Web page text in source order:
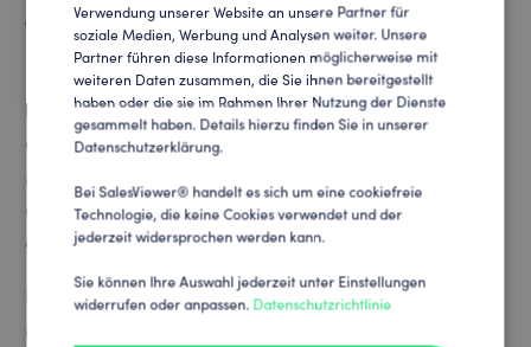
werden.
Mit über 3.700 Mitarbeitern in mehr als 20 Ländern
bietet Stepstone Technologien an, die Menschen mit
einem klaren Ziel unterstützen: Jobsuchenden die
Möglichkeit zu geben, sich großartigen Teams
anzuschließen, und Unternehmen die Möglichkeit zu
geben, großartige Mitarbeiter einzustellen.
Für einen klaren Einblick in die User Journey und die
Möglichkeit, mögliche Verkaufspotenziale aus dem
Verwendung unserer Website an unsere Partner für
soziale Medien, Werbung und Analysen weiter. Unsere
Partner führen diese Informationen möglicherweise mit
weiteren Daten zusammen, die Sie ihnen bereitgestellt
haben oder die sie im Rahmen Ihrer Nutzung der Dienste
gesammelt haben. Details hierzu finden Sie in unserer
Datenschutzerklärung.
Bei SalesViewer® handelt es sich um eine cookiefreie
Technologie, die keine Cookies verwendet und der
jederzeit widersprochen werden kann.
Sie können Ihre Auswahl jederzeit unter Einstellungen
widerrufen oder anpassen. Datenschutzrichtlinie